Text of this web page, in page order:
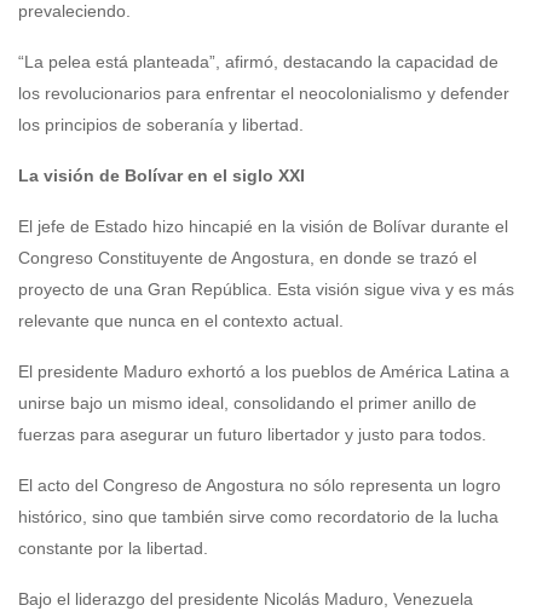
prevaleciendo.
“La pelea está planteada”, afirmó, destacando la capacidad de
los revolucionarios para enfrentar el neocolonialismo y defender
los principios de soberanía y libertad.
La visión de Bolívar en el siglo XXI
El jefe de Estado hizo hincapié en la visión de Bolívar durante el
Congreso Constituyente de Angostura, en donde se trazó el
proyecto de una Gran República. Esta visión sigue viva y es más
relevante que nunca en el contexto actual.
El presidente Maduro exhortó a los pueblos de América Latina a
unirse bajo un mismo ideal, consolidando el primer anillo de
fuerzas para asegurar un futuro libertador y justo para todos.
El acto del Congreso de Angostura no sólo representa un logro
histórico, sino que también sirve como recordatorio de la lucha
constante por la libertad.
Bajo el liderazgo del presidente Nicolás Maduro, Venezuela